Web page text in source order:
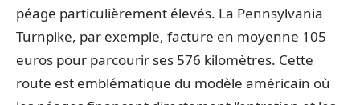
péage particulièrement élevés. La Pennsylvania
Turnpike, par exemple, facture en moyenne 105
euros pour parcourir ses 576 kilomètres. Cette
route est emblématique du modèle américain où